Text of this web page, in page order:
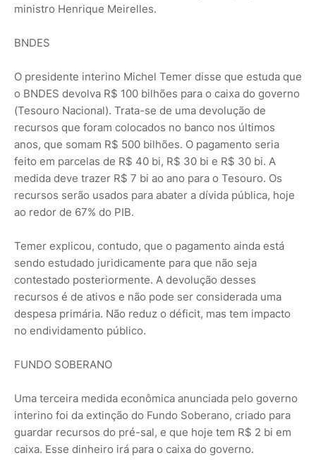
ministro Henrique Meirelles.
BNDES
O presidente interino Michel Temer disse que estuda que
o BNDES devolva R$ 100 bilhões para o caixa do governo
(Tesouro Nacional). Trata-se de uma devolução de
recursos que foram colocados no banco nos últimos
anos, que somam R$ 500 bilhões. O pagamento seria
feito em parcelas de R$ 40 bi, R$ 30 bi e R$ 30 bi. A
medida deve trazer R$ 7 bi ao ano para o Tesouro. Os
recursos serão usados para abater a dívida pública, hoje
ao redor de 67% do PIB.
Temer explicou, contudo, que o pagamento ainda está
sendo estudado juridicamente para que não seja
contestado posteriormente. A devolução desses
recursos é de ativos e não pode ser considerada uma
despesa primária. Não reduz o déficit, mas tem impacto
no endividamento público.
FUNDO SOBERANO
Uma terceira medida econômica anunciada pelo governo
interino foi da extinção do Fundo Soberano, criado para
guardar recursos do pré-sal, e que hoje tem R$ 2 bi em
caixa. Esse dinheiro irá para o caixa do governo.